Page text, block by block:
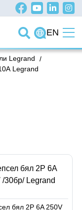
EN
/
Legrand
Legrand
бял 2P 6A 250V